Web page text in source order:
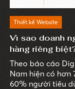
Thiết kế Website
Vì sao doanh
hàng riêng
Theo báo cáo
Nam hiện có hơn
60% người tiêu